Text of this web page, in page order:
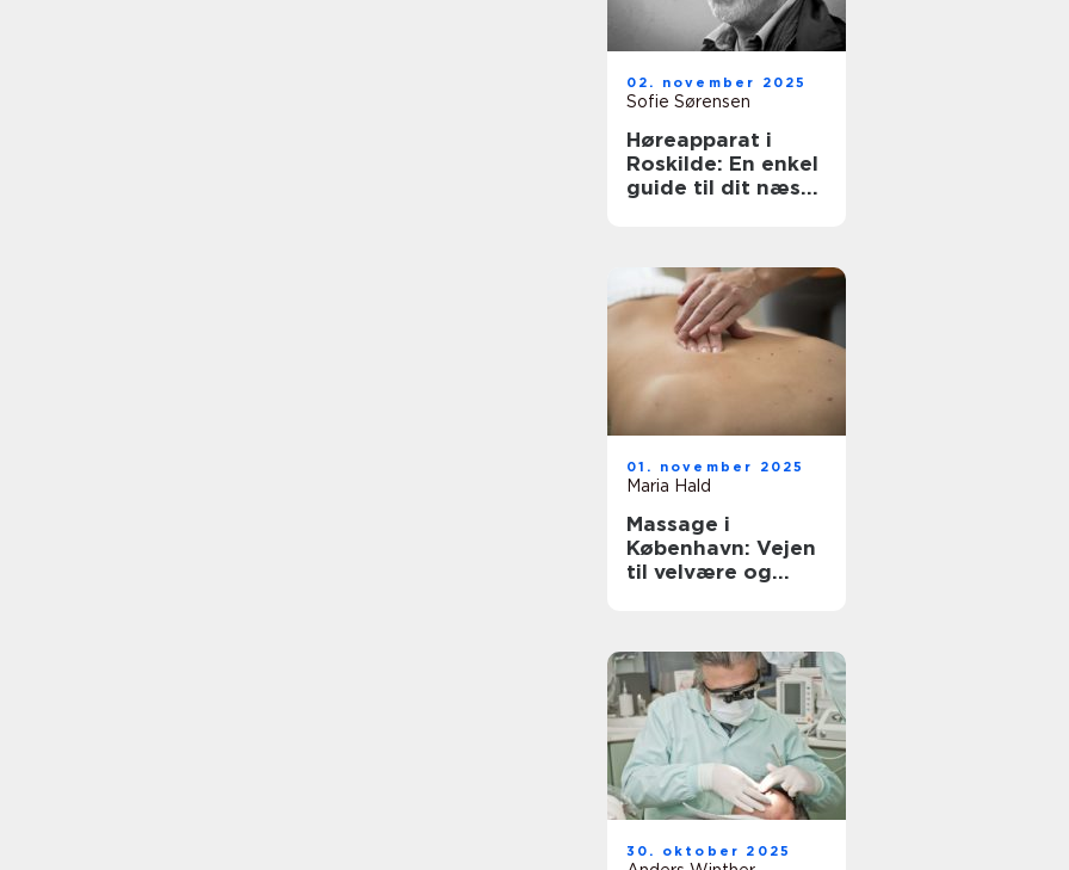
02. november 2025
Sofie Sørensen
Høreapparat i
Roskilde: En enkel
guide til dit næste
01. november 2025
Maria Hald
Massage i
København: Vejen
til velvære og
30. oktober 2025